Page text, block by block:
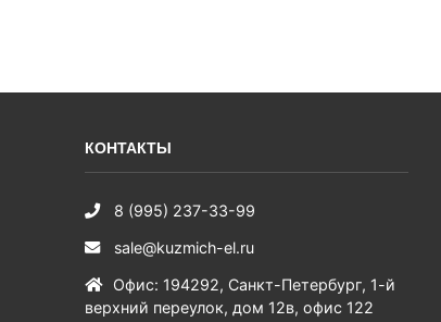
КОНТАКТЫ
8 (995) 237-33-99
sale@kuzmich-el.ru
Офис: 194292, Санкт-Петербург, 1-й
верхний переулок, дом 12в, офис 122